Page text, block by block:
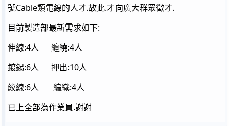
號Cable類電線的人才.故此.才向廣大群眾徵才.
目前製造部最新需求如下:
伸線:4人 纏繞:4人
鍍錫:6人 押出:10人
絞線:6人 編織:4人
已上全部為作業員.謝謝